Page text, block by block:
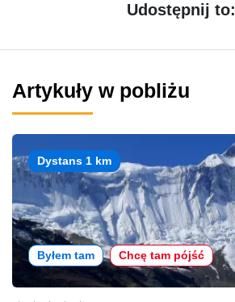
Udostępnij to:
Artykuły w pobliżu
Dystans 1 km
Byłem tam Chcę tam pójść